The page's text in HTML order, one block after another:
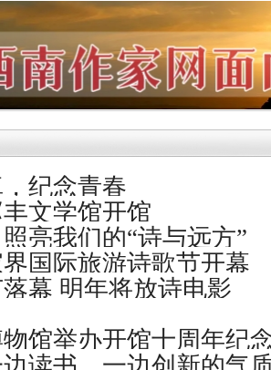
纪念青春
文学馆开馆
亮我们的“诗与远方”
国际旅游诗歌节开幕
幕 明年将放诗电影
馆举办开馆十周年纪